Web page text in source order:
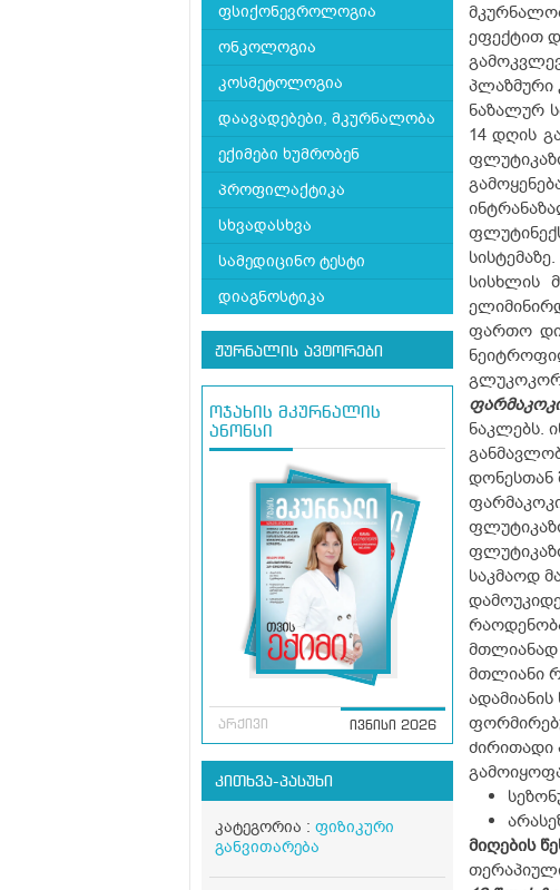
ფსიქონევროლოგია
ონკოლოგია
კოსმეტოლოგია
დაავადებები, მკურნალობა
ექიმები ხუმრობენ
პროფილაქტიკა
სხვადასხვა
სამედიცინო ტესტი
დიაგნოსტიკა
ჟურნალის ავტორები
ოჯახის მკურნალის
ანონსი
არქივი ივნისი 2026
კითხვა-პასუხი
კატეგორია : ფიზიკური
განვითარება
ეფექტით
პლაზმური
ნაზალურ
14 დღის
სისხლის
ფართო
ნაკლებს.
დონესთან
საკმაოდ
მთლიანად
მთლიანი
ძირითადი
მიღების